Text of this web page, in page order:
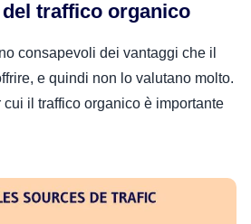
traffico organico
consapevoli dei vantaggi che il
e quindi non lo valutano molto.
il traffico organico è importante